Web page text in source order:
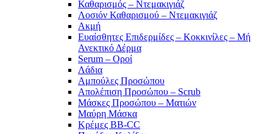
Καθαρισμός – Ντεμακιγιάζ
Λοσιόν Καθαρισμού – Ντεμακιγιάζ
Ακμή
Ευαίσθητες Επιδερμίδες – Κοκκινίλες – Μή
Ανεκτικό Δέρμα
Serum – Οροί
Λάδια
Αμπούλες Προσώπου
Απολέπιση Προσώπου – Scrub
Μάσκες Προσώπου – Ματιών
Μαύρη Μάσκα
Κρέμες BB-CC